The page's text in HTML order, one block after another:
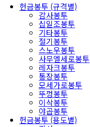
헌금봉투 (규격별)
감사봉투
십일조봉투
기타봉투
절기봉투
스노우봉투
사무엘세로봉투
레자크봉투
통장봉투
모세가로봉투
뚜껑봉투
이삭봉투
야곱봉투
헌금봉투 (용도별)